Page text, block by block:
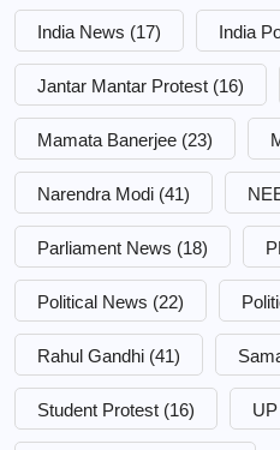
India News (17) India
Jantar Mantar Protest (16)
Mamata Banerjee (23)
Narendra Modi (41)
Parliament News (18)
Political News (22)
Rahul Gandhi (41)
Student Protest (16)